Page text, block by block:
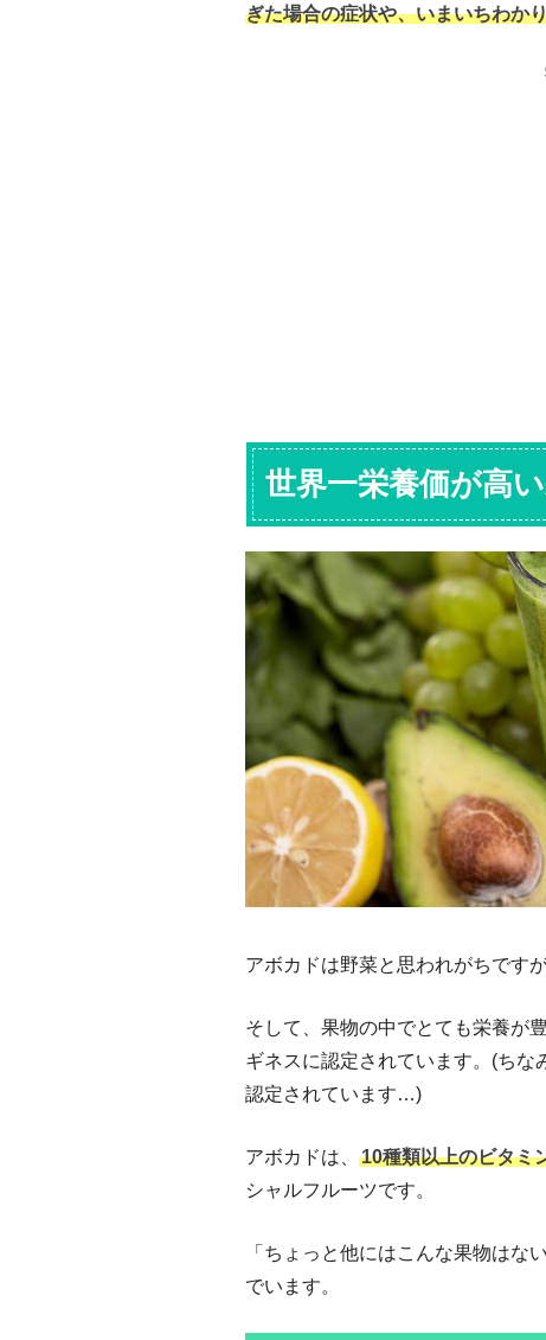
ぎた場合の症状や、いまいちわか
世界一栄養価が高
アボカドは野菜と思われがちです
そして、果物の中でとても栄養が
ギネスに認定されています。(ち
認定されています…)
アボカドは、 10種類以上のビタミ
シャルフルーツです。
「ちょっと他にはこんな果物はな
でいます。